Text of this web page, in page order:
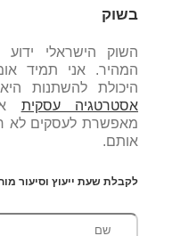
בשוק
השוק הישראלי ידוע
המהיר. אני תמיד
היכולת להשתנות
אסטרטגיה עסקית
מאפשרת לעסקים לא
אותם.
לקבלת שעת ייעוץ וסיעור